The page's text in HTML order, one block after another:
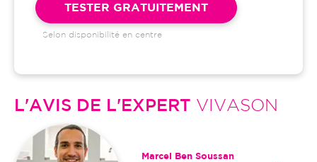
initiale, visites de contrôle, visites
de réglages, dépannages
TESTER GRATUITEMENT
Selon disponibilité en centre
L'AVIS DE L'EXPERT VIVASON
Marcel Ben Soussan